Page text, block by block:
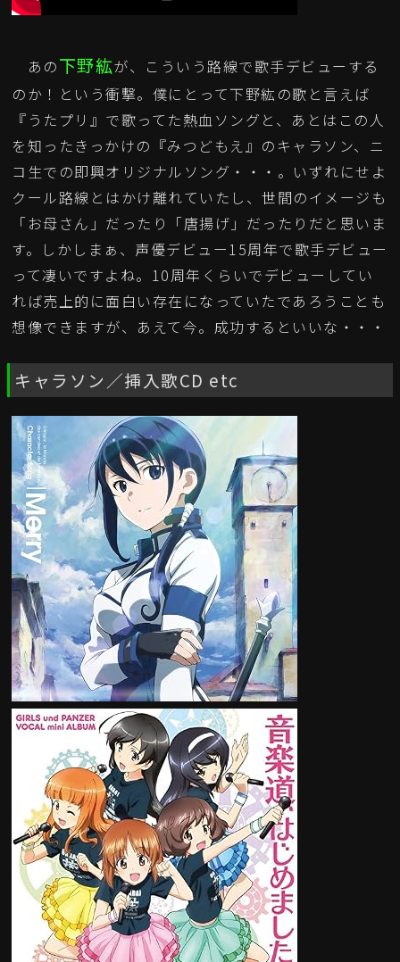
あの下野紘が、こういう路線で歌手デビューする
のか！という衝撃。僕にとって下野紘の歌と言えば
『うたプリ』で歌ってた熱血ソングと、あとはこの人
を知ったきっかけの『みつどもえ』のキャラソン、ニ
コ生での即興オリジナルソング・・・。いずれにせよ
クール路線とはかけ離れていたし、世間のイメージも
「お母さん」だったり「唐揚げ」だったりだと思いま
す。しかしまぁ、声優デビュー15周年で歌手デビュー
って凄いですよね。10周年くらいでデビューしてい
れば売上的に面白い存在になっていたであろうことも
想像できますが、あえて今。成功するといいな・・・
キャラソン／挿入歌CD etc